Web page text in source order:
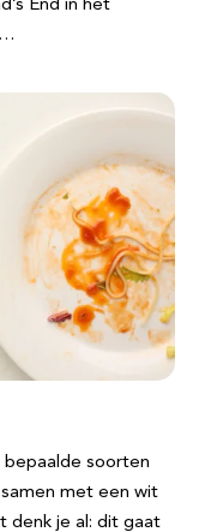
End in het
bepaalde soorten
met een wit
denk je al: dit gaat